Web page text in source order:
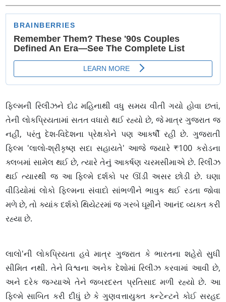
ફિલ્મની રિલીઝને દોઢ મહિનાથી વધુ સમય વીતી ગયો હોવા છતાં,
તેની લોકપ્રિયતામાં સતત વધારો થઈ રહ્યો છે, જે માત્ર ગુજરાત જ
નહીં, પરંતુ દેશ-વિદેશના પ્રેક્ષકોને પણ આકર્ષી રહી છે. ગુજરાતી
ફિલ્મ 'લાલો-શ્રીકૃષ્ણ સદા સહાયતે' આજે જ્યારે ₹100 કરોડના
ક્લબમાં સામેલ થઈ છે, ત્યારે તેનું આકર્ષણ ચરમસીમાએ છે. રિલીઝ
થઈ ત્યારથી જ આ ફિલ્મે દર્શકો પર ઊંડી અસર છોડી છે. ઘણા
વીડિયોમાં લોકો ફિલ્મના સંવાદો સાંભળીને ભાવુક થઈ રડતા જોવા
મળે છે, તો ક્યાંક દર્શકો થિયેટરમાં જ ગરબે ઘૂમીને આનંદ વ્યક્ત કરી
રહ્યા છે.
લાલો'ની લોકપ્રિયતા હવે માત્ર ગુજરાત કે ભારતના શહેરો સુધી
સીમિત નથી. તેને વિશ્વના અનેક દેશોમાં રિલીઝ કરવામાં આવી છે,
અને દરેક જગ્યાએ તેને જબરદસ્ત પ્રતિસાદ મળી રહ્યો છે. આ
ફિલ્મે સાબિત કરી દીધું છે કે ગુણવત્તાયુક્ત કન્ટેન્ટને કોઈ સરહદ